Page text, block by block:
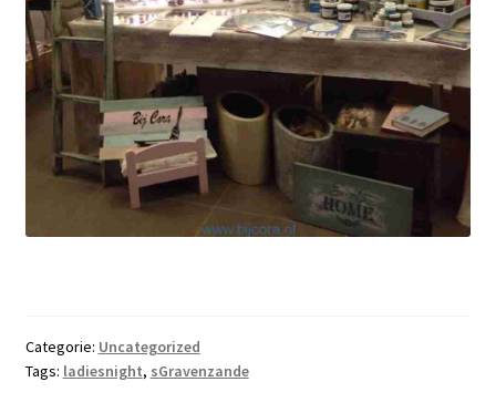
Categorie: Uncategorized
Tags: ladiesnight, sGravenzande